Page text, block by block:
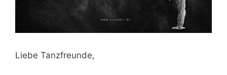
Liebe Tanzfreunde,